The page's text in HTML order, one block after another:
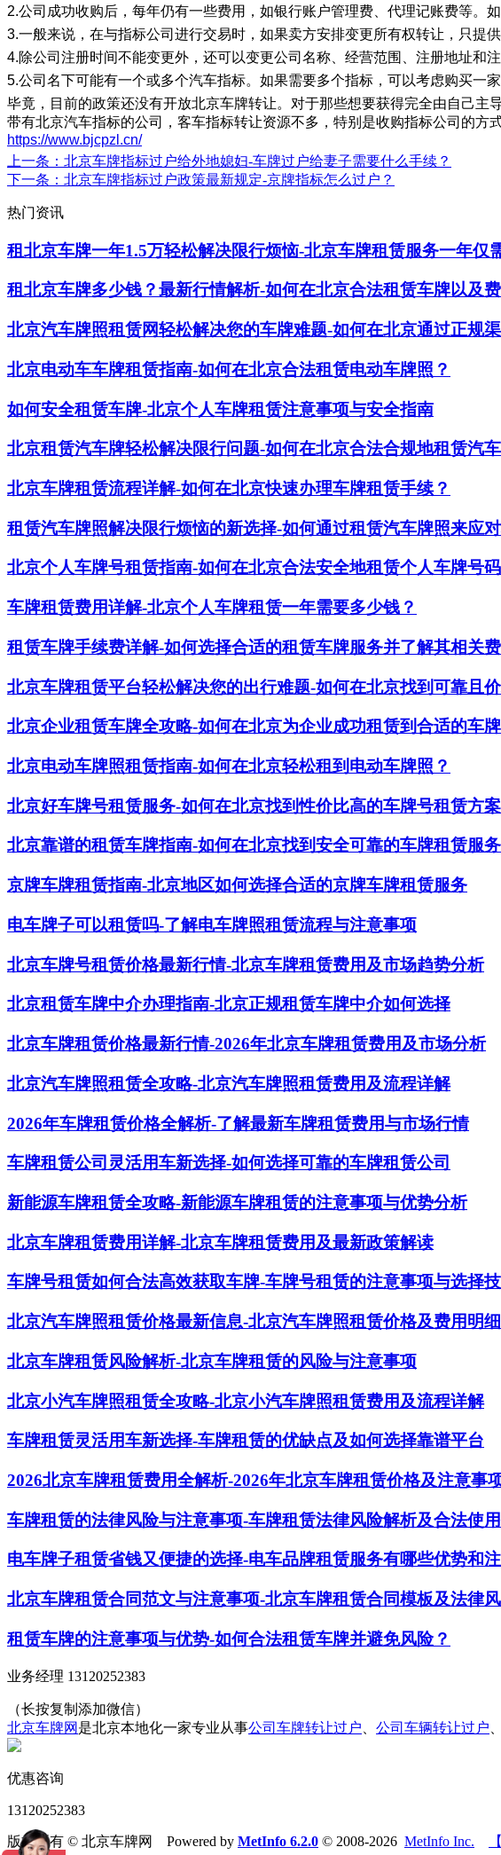
2.公司成功收购后，每年仍有一些费用，如银行账户管理费、代理记账费等。
3.一般来说，在与指标公司进行交易时，如果卖方安排变更所有权转让，只提
4.除公司注册时间不能变更外，还可以变更公司名称、经营范围、注册地址和
5.公司名下可能有一个或多个汽车指标。如果需要多个指标，可以考虑购买一
毕竟，目前的政策还没有开放北京车牌转让。对于那些想要获得完全由自己
带有北京汽车指标的公司，客车指标转让资源不多，特别是收购指标公司的方
https://www.bjcpzl.cn/
上一条 ：北京车牌指标过户给外地媳妇-车牌过户给妻子需要什么手续？
下一条 ：北京车牌指标过户政策最新规定-京牌指标怎么过户？
热门资讯
租北京车牌一年1.5万轻松解决限行烦恼-北京车牌租赁服务一年仅
租北京车牌多少钱？最新行情解析-如何在北京合法租赁车牌以及
北京汽车牌照租赁网轻松解决您的车牌难题-如何在北京通过正规
北京电动车车牌租赁指南-如何在北京合法租赁电动车牌照？
如何安全租赁车牌-北京个人车牌租赁注意事项与安全指南
北京租赁汽车牌轻松解决限行问题-如何在北京合法合规地租赁汽
北京车牌租赁流程详解-如何在北京快速办理车牌租赁手续？
租赁汽车牌照解决限行烦恼的新选择-如何通过租赁汽车牌照来应
北京个人车牌号租赁指南-如何在北京合法安全地租赁个人车牌号码
车牌租赁费用详解-北京个人车牌租赁一年需要多少钱？
租赁车牌手续费详解-如何选择合适的租赁车牌服务并了解其相关
北京车牌租赁平台轻松解决您的出行难题-如何在北京找到可靠且
北京企业租赁车牌全攻略-如何在北京为企业成功租赁到合适的车牌
北京电动车牌照租赁指南-如何在北京轻松租到电动车牌照？
北京好车牌号租赁服务-如何在北京找到性价比高的车牌号租赁方案
北京靠谱的租赁车牌指南-如何在北京找到安全可靠的车牌租赁服务
京牌车牌租赁指南-北京地区如何选择合适的京牌车牌租赁服务
电车牌子可以租赁吗-了解电车牌照租赁流程与注意事项
北京车牌号租赁价格最新行情-北京车牌租赁费用及市场趋势分析
北京租赁车牌中介办理指南-北京正规租赁车牌中介如何选择
北京车牌租赁价格最新行情-2026年北京车牌租赁费用及市场分析
北京汽车牌照租赁全攻略-北京汽车牌照租赁费用及流程详解
2026年车牌租赁价格全解析-了解最新车牌租赁费用与市场行情
车牌租赁公司灵活用车新选择-如何选择可靠的车牌租赁公司
新能源车牌租赁全攻略-新能源车牌租赁的注意事项与优势分析
北京车牌租赁费用详解-北京车牌租赁费用及最新政策解读
车牌号租赁如何合法高效获取车牌-车牌号租赁的注意事项与选择
北京汽车牌照租赁价格最新信息-北京汽车牌照租赁价格及费用明细
北京车牌租赁风险解析-北京车牌租赁的风险与注意事项
北京小汽车牌照租赁全攻略-北京小汽车牌照租赁费用及流程详解
车牌租赁灵活用车新选择-车牌租赁的优缺点及如何选择靠谱平台
2026北京车牌租赁费用全解析-2026年北京车牌租赁价格及注意事
车牌租赁的法律风险与注意事项-车牌租赁法律风险解析及合法使
电车牌子租赁省钱又便捷的选择-电车品牌租赁服务有哪些优势和
北京车牌租赁合同范文与注意事项-北京车牌租赁合同模板及法律
租赁车牌的注意事项与优势-如何合法租赁车牌并避免风险？
业务经理 13120252383
（长按复制添加微信）
北京车牌网 是北京本地化一家专业从事公司车牌转让过户 公司车辆转让过户
优惠咨询
13120252383
版权所有 © 北京车牌网 Powered by MetInfo 6.2.0 © 2008-2026 MetInfo Inc.